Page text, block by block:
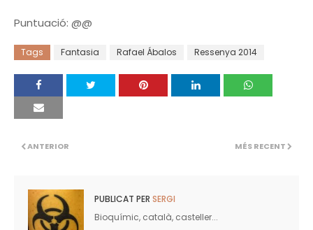
Puntuació: @@
Tags Fantasia Rafael Ábalos Ressenya 2014
MÉS RECENT
ANTERIOR
PUBLICAT PER SERGI
Bioquímic, català, casteller...